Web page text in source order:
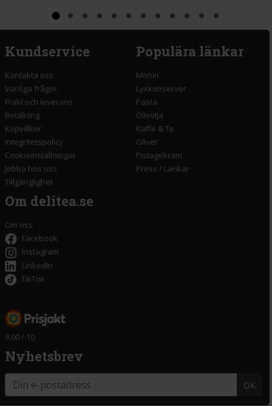
Kundservice
Kontakta oss
Vanliga frågor
Frakt och leverans
Betalning
Köpvillkor
Integritetspolicy
Cookieinställningar
Jobba hos oss
Tillgänglighet
Populära länkar
Monin
Lyxkonserver
Pasta
Olivolja
Kaffe & Te
Oliver
Pistagekräm
Press / Länkar
Om delitea.se
Om oss
Facebook
Instagram
LinkedIn
TikTok
9,00 / 10
Nyhetsbrev
OK